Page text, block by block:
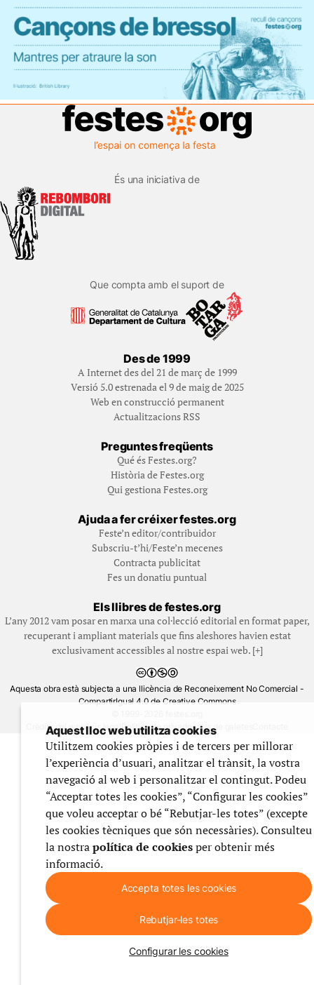
És una iniciativa de
Que compta amb el suport de
Des de 1999
A Internet des del 21 de març de 1999
Versió 5.0 estrenada el 9 de maig de 2025
Web en construcció permanent
Actualitzacions RSS
Preguntes freqüents
Qué és Festes.org?
Història de Festes.org
Qui gestiona Festes.org
Ajuda a fer créixer festes.org
Feste’n editor/contribuidor
Subscriu-t’hi/Feste’n mecenes
Contracta publicitat
Fes un donatiu puntual
Els llibres de festes.org
L’any 2012 vam posar en marxa una col·lecció editorial en format paper,
recuperant i ampliant materials que fins aleshores havien estat
exclusivament accessibles al nostre espai web. [+]
Aquesta obra està subjecta a una llicència de Reconeixement No Comercial -
CompartirIgual 4.0 de Creative Commons
Crèdits del webAvís legalPolítica de privadesaÚs de galetes
Aquest lloc web utilitza cookies
Utilitzem cookies pròpies i de tercers per millorar
l’experiència d’usuari, analitzar el trànsit, la vostra
navegació al web i personalitzar el contingut. Podeu
“Acceptar totes les cookies”, “Configurar les cookies”
que voleu acceptar o bé “Rebutjar-les totes” (excepte
les cookies tècniques que són necessàries). Consulteu
la nostrapolítica de cookiesper obtenir més
informació.
Accepta totes les cookies
Rebutjar-les totes
Configurar les cookies